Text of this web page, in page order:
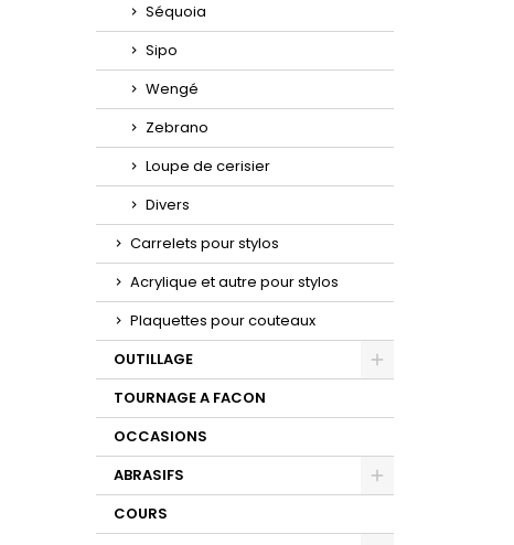
Séquoia
Sipo
Wengé
Zebrano
Loupe de cerisier
Divers
Carrelets pour stylos
Acrylique et autre pour stylos
Plaquettes pour couteaux
OUTILLAGE
TOURNAGE A FACON
OCCASIONS
ABRASIFS
COURS